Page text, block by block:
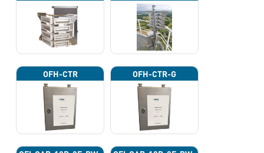
OFH-CTR OFH-CTR-G